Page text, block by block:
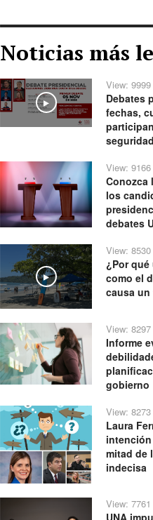
Noticias más
Play
View: 9999
Debates
fechas,
seguridad
View: 9166
Conozca
los
debates
Play
View: 8530
¿Por qué
como el
causa
View: 8297
Informe
gobierno
View: 8273
Laura
mitad de
indecisa
View: 7761
UNA